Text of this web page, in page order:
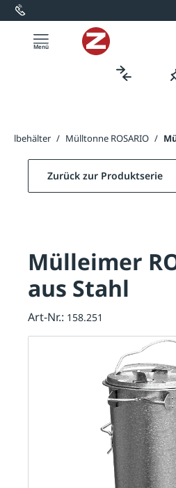
springen
/ Mülltonne ROSARIO /
Zurück zur Produktserie
Mülleimer
aus Stahl
Art-Nr.: 158.251